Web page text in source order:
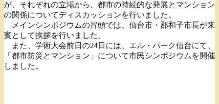
が、それぞれの立場から、都市の持続的な発展とマンション
の関係についてディスカッションを行いました。
メインシンポジウムの冒頭では、仙台市・郡和子市長が来
賓として挨拶を行いました。
また、学術大会前日の24日には、エル・パーク仙台にて、
「都市防災とマンション」について市民シンポジウムを開催
しました。